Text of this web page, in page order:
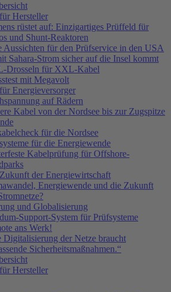
Hersteller
rüstet auf: Einzigartiges Prüffeld für
und Shunt-Reaktoren
Aussichten für den Prüfservice in den USA
Sahara-Strom sicher auf die Insel kommt
Drosseln für XXL-Kabel
mit Megavolt
Energieversorger
auf Rädern
Kabel von der Nordsee bis zur Zugspitze
für die Nordsee
für die Energiewende
Kabelprüfung für Offshore-
der Energiewirtschaft
Energiewende und die Zukunft
und Globalisierung
Support-System für Prüfsysteme
ans Werk!
Digitalisierung der Netze braucht
Sicherheitsmaßnahmen.“
Hersteller